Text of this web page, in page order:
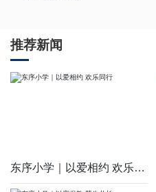
推荐新闻
东序小学｜以爱相约 欢乐同行